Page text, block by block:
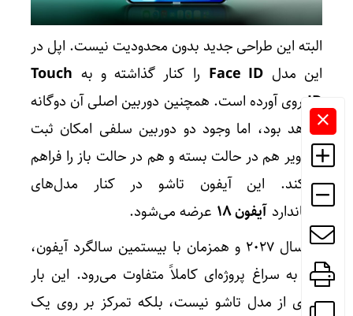
البته این طراحی جدید بدون محدودیت نیست. اپل در
این مدلFace ID را کنار گذاشته و به Touch
ID روی آورده است. همچنین دوربین اصلی آن دوگانه
خواهد بود، اما وجود دو دوربین سلفی امکان ثبت
تصاویر هم در حالت بسته و هم در حالت باز را فراهم
می‌کند. این آیفون تاشو در کنار مدل‌های
استاندارد آیفون ۱۸
عرضه می‌شود.
در سال ۲۰۲۷ و همزمان با بیستمین سالگرد آیفون،
اپل به سراغ پروژه‌ای کاملاً متفاوت می‌رود. این بار
خبری از مدل تاشو نیست، بلکه تمرکز بر روی یک